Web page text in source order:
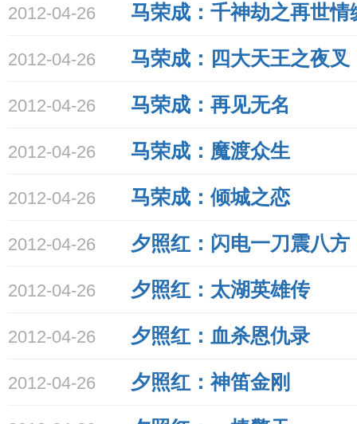
2012-04-26 马荣成：千神劫之再世情
2012-04-26 马荣成：四大天王之夜叉
2012-04-26 马荣成：再见无名
2012-04-26 马荣成：魔渡众生
2012-04-26 马荣成：倾城之恋
2012-04-26 夕照红：闪电一刀震八方
2012-04-26 夕照红：太湖英雄传
2012-04-26 夕照红：血杀恩仇录
2012-04-26 夕照红：神笛金刚